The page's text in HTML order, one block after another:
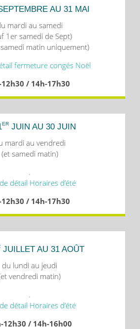
AU 31 MAI
mardi au samedi
1er samedi de Sept)
samedi matin uniquement)
fermeture congés Noël
/ 14h-17h30
ER JUIN AU 30 JUIN
mardi au vendredi
(et samedi matin)
.
détail Horaires d’été
/ 14h-17h30
JUILLET AU 31 AOÛT
du lundi au jeudi
vendredi matin)
.
détail Horaires d’été
12h30 / 14h-16h00